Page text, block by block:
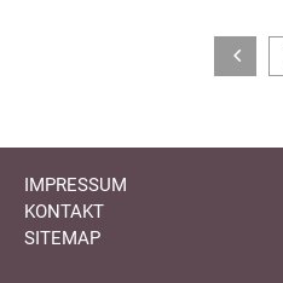
IMPRESSUM
KONTAKT
SITEMAP